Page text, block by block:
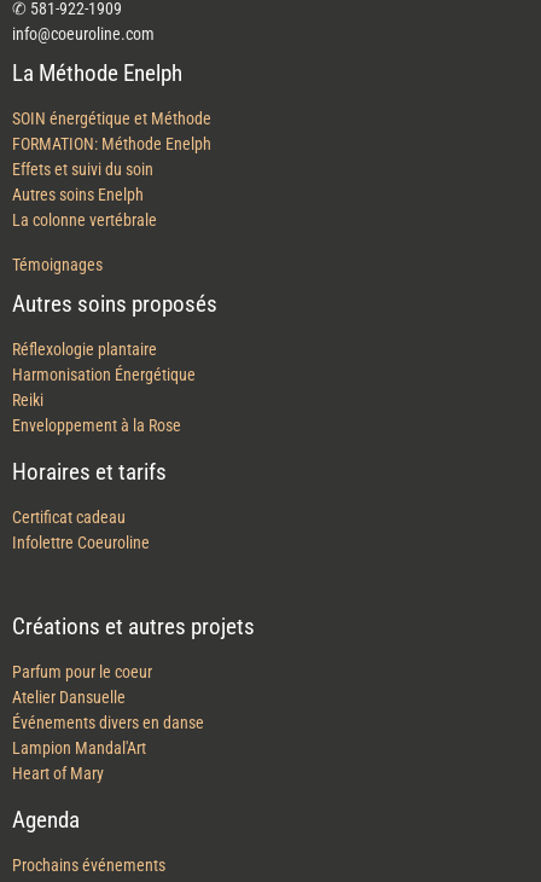
1216 3ème avenue - Québec G1L 2X7
✆ 581-922-1909
info@coeuroline.com
La Méthode Enelph
SOIN énergétique et Méthode
FORMATION: Méthode Enelph
Effets et suivi du soin
La colonne vertébrale
Témoignages
Autres soins proposés
Réflexologie plantaire
Harmonisation Énergétique
Enveloppement à la Rose
Horaires et tarifs
Créations et autres projets
Parfum pour le coeur
Atelier Dansuelle
Événements divers en danse
Heart of Mary
Agenda